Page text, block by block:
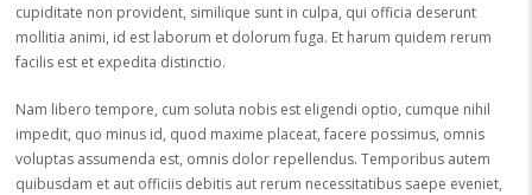
cupiditate non provident, similique sunt in culpa, qui officia deserunt
mollitia animi, id est laborum et dolorum fuga. Et harum quidem rerum
facilis est et expedita distinctio.
Nam libero tempore, cum soluta nobis est eligendi optio, cumque nihil
impedit, quo minus id, quod maxime placeat, facere possimus, omnis
voluptas assumenda est, omnis dolor repellendus. Temporibus autem
quibusdam et aut officiis debitis aut rerum necessitatibus saepe eveniet,